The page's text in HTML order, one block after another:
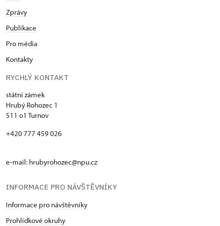
Zprávy
Publikace
Pro média
Kontakty
RYCHLÝ KONTAKT
státní zámek
Hrubý Rohozec 1
511 o1 Turnov
+420 777 459 026
e-mail: hrubyrohozec@npu.cz
INFORMACE PRO NÁVŠTĚVNÍKY
Informace pro návštěvníky
Prohlídkové okruhy